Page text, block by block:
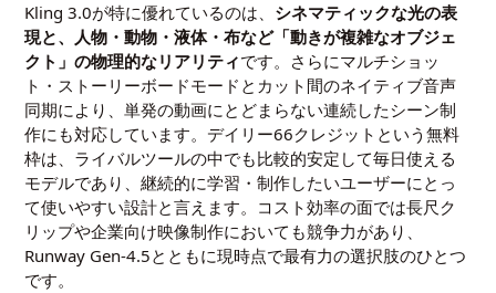
Kling 3.0が特に優れているのは、 シネマティックな光の表
現と、人物・動物・液体・布など「動きが複雑なオブジェ
クト」の物理的なリアリティです。さらにマルチショッ
ト・ストーリーボードモードとカット間のネイティブ音声
同期により、単発の動画にとどまらない連続したシーン制
作にも対応しています。デイリー66クレジットという無料
枠は、ライバルツールの中でも比較的安定して毎日使える
モデルであり、継続的に学習・制作したいユーザーにとっ
て使いやすい設計と言えます。コスト効率の面では長尺ク
リップや企業向け映像制作においても競争力があり、
Runway Gen-4.5とともに現時点で最有力の選択肢のひとつ
です。